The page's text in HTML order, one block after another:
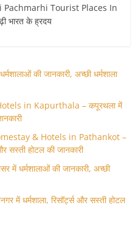
Tourist Places In
भारत के ह्रदय
की जानकारी, अच्छी धर्मशाला
in Kapurthala – कपूरथला में
& Hotels in Pathankot –
सस्ती होटल की जानकारी
धर्मशालाओं की जानकारी, अच्छी
धर्मशाला, रिसॉर्ट्स और सस्ती होटल